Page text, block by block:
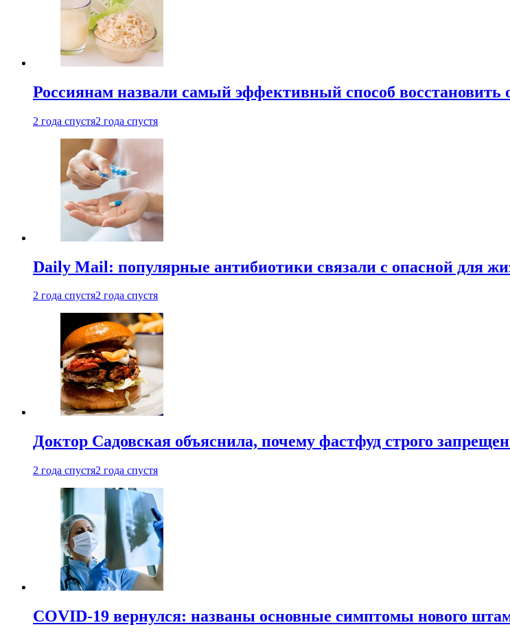
Россиянам назвали самый эффективный способ восстановить
2 года спустя2 года спустя
Daily Mail: популярные антибиотики связали с опасной для
2 года спустя2 года спустя
Доктор Садовская объяснила, почему фастфуд строго
2 года спустя2 года спустя
COVID-19 вернулся: названы основные симптомы нового